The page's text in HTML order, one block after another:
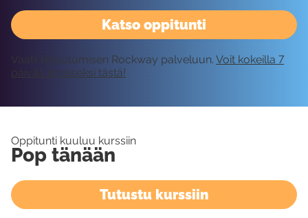
Katso oppitunti
Vaatii kirjautumisen Rockway palveluun. Voit kokeilla 7
päivää ilmaiseksi tästä!
Oppitunti kuuluu kurssiin
Pop tänään
Tutustu kurssiin